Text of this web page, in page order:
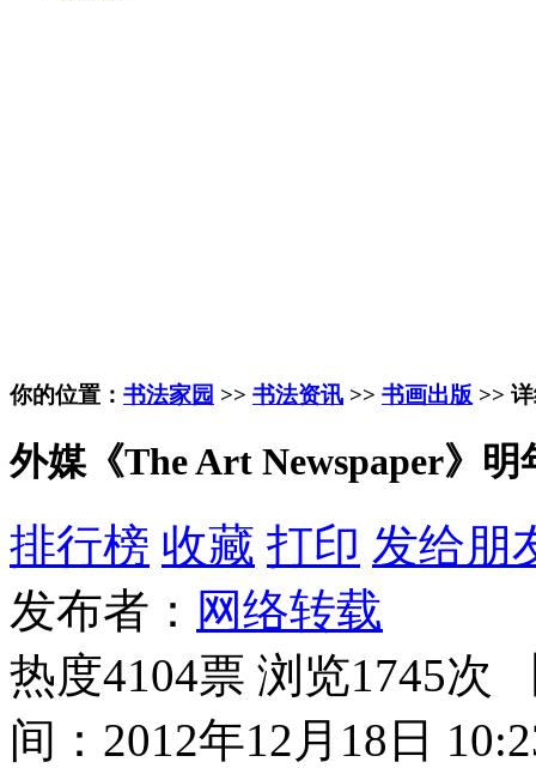
你的位置： 书法家园 >> 书法资讯 >> 书画出版 >>
外媒《The Art Newspaper》明
排行榜 收藏 打印 发给朋
发布者： 网络转载
热度4104票 浏览1745次
间：2012年12月18日